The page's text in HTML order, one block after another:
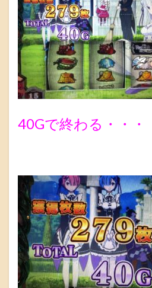
40Gで終わる・・・